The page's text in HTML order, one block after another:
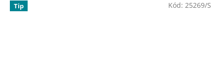
Tip Kód: 25269/S